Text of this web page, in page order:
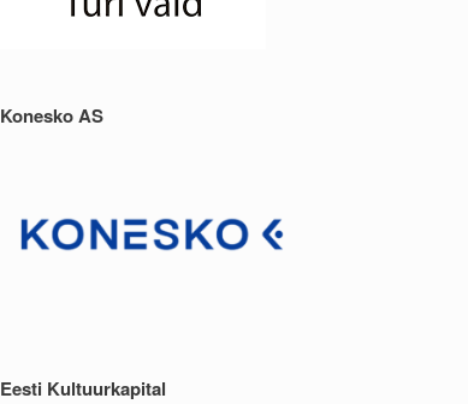
Konesko AS
Eesti Kultuurkapital